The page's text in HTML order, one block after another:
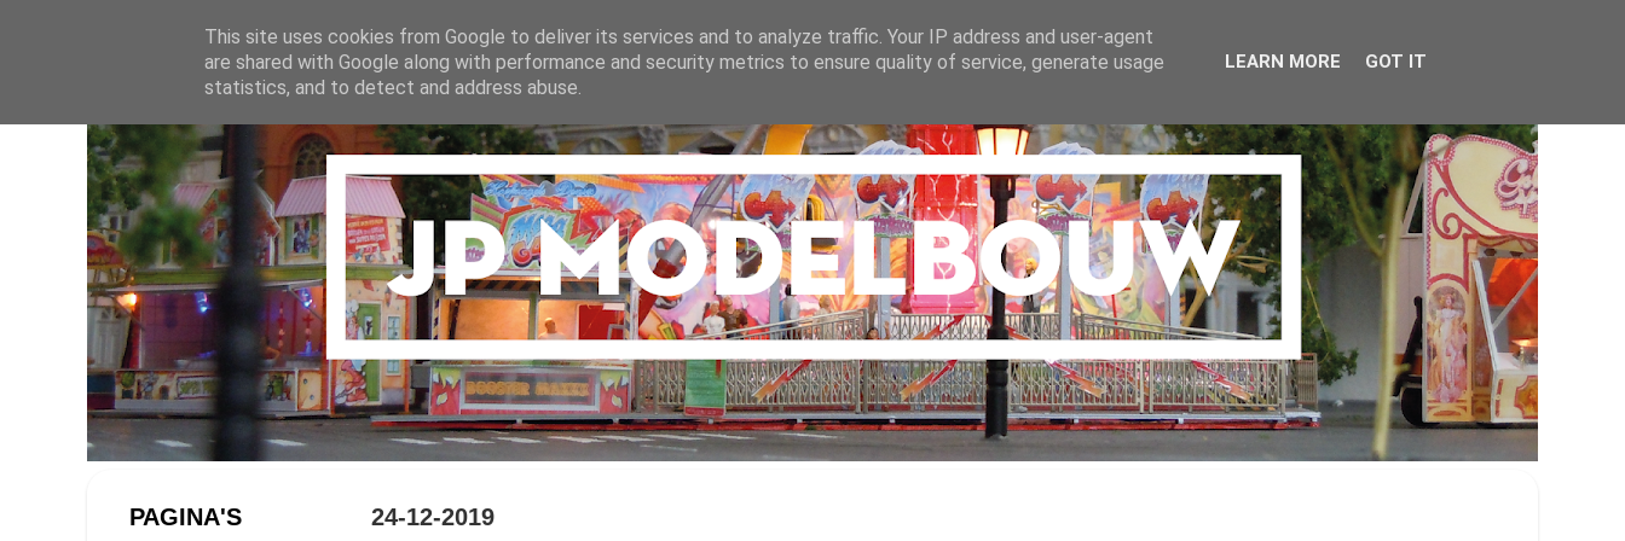
24-12-2019
PAGINA'S
This site uses cookies from Google to deliver its services and to analyze traffic. Your IP address and user-agent
are shared with Google along with performance and security metrics to ensure quality of service, generate usage
statistics, and to detect and address abuse.
LEARN MORE GOT IT